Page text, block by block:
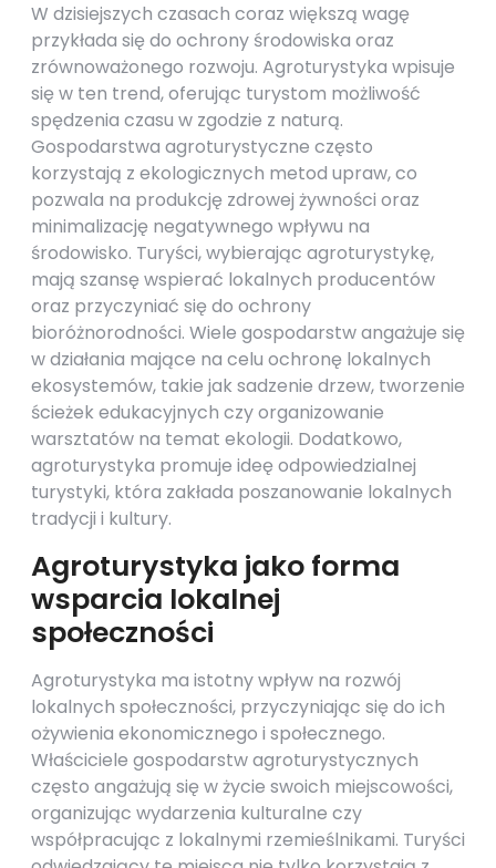
W dzisiejszych czasach coraz większą wagę
przykłada się do ochrony środowiska oraz
zrównoważonego rozwoju. Agroturystyka wpisuje
się w ten trend, oferując turystom możliwość
spędzenia czasu w zgodzie z naturą.
Gospodarstwa agroturystyczne często
korzystają z ekologicznych metod upraw, co
pozwala na produkcję zdrowej żywności oraz
minimalizację negatywnego wpływu na
środowisko. Turyści, wybierając agroturystykę,
mają szansę wspierać lokalnych producentów
oraz przyczyniać się do ochrony
bioróżnorodności. Wiele gospodarstw angażuje się
w działania mające na celu ochronę lokalnych
ekosystemów, takie jak sadzenie drzew, tworzenie
ścieżek edukacyjnych czy organizowanie
warsztatów na temat ekologii. Dodatkowo,
agroturystyka promuje ideę odpowiedzialnej
turystyki, która zakłada poszanowanie lokalnych
tradycji i kultury.
Agroturystyka jako forma
wsparcia lokalnej
społeczności
Agroturystyka ma istotny wpływ na rozwój
lokalnych społeczności, przyczyniając się do ich
ożywienia ekonomicznego i społecznego.
Właściciele gospodarstw agroturystycznych
często angażują się w życie swoich miejscowości,
organizując wydarzenia kulturalne czy
współpracując z lokalnymi rzemieślnikami. Turyści